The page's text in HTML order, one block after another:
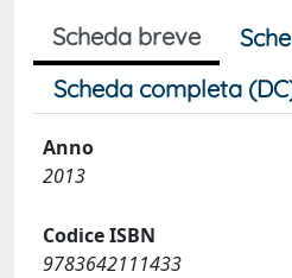
Scheda breve
Scheda completa
Anno
2013
Codice ISBN
9783642111433